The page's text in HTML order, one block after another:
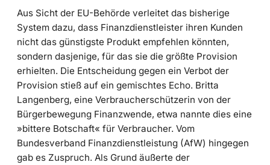
Aus Sicht der EU-Behörde verleitet das bisherige
System dazu, dass Finanzdienstleister ihren Kunden
nicht das günstigste Produkt empfehlen könnten,
sondern dasjenige, für das sie die größte Provision
erhielten. Die Entscheidung gegen ein Verbot der
Provision stieß auf ein gemischtes Echo. Britta
Langenberg, eine Verbraucherschützerin von der
Bürgerbewegung Finanzwende, etwa nannte dies eine
»bittere Botschaft« für Verbraucher. Vom
Bundesverband Finanzdienstleistung (AfW) hingegen
gab es Zuspruch. Als Grund äußerte der